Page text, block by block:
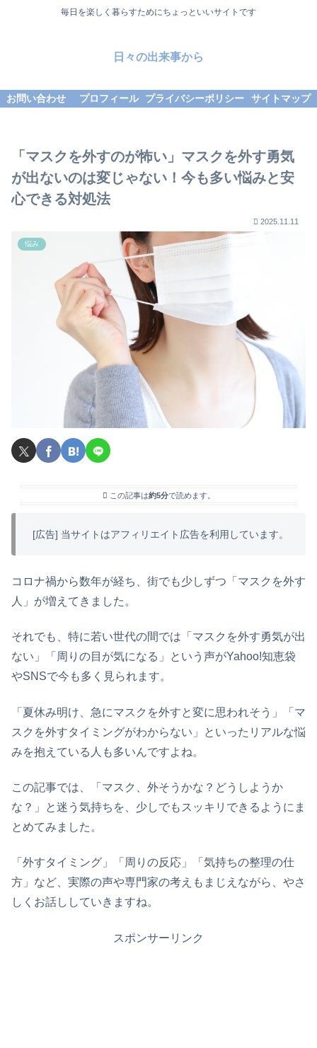
毎日を楽しく暮らすためにちょっといいサイトです
日々の出来事から
お問い合わせ プロフィール プライバシーポリシー サイトマップ
「マスクを外すのが怖い」マスクを外す勇気
が出ないのは変じゃない！今も多い悩みと安
心できる対処法
2025.11.11
悩み
この記事は約5分で読めます。
[広告] 当サイトはアフィリエイト広告を利用しています。
コロナ禍から数年が経ち、街でも少しずつ「マスクを外す
人」が増えてきました。
それでも、特に若い世代の間では「マスクを外す勇気が出
ない」「周りの目が気になる」という声がYahoo!知恵袋
やSNSで今も多く見られます。
「夏休み明け、急にマスクを外すと変に思われそう」「マ
スクを外すタイミングがわからない」といったリアルな悩
みを抱えている人も多いんですよね。
この記事では、「マスク、外そうかな？どうしようか
な？」と迷う気持ちを、少しでもスッキリできるようにま
とめてみました。
「外すタイミング」「周りの反応」「気持ちの整理の仕
方」など、実際の声や専門家の考えもまじえながら、やさ
しくお話ししていきますね。
スポンサーリンク